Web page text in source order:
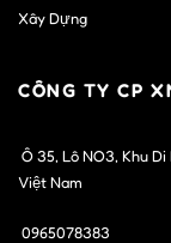
Xây Dựng
CÔNG TY CP
Ô 35, Lô NO3, Khu
Việt Nam
0965078383